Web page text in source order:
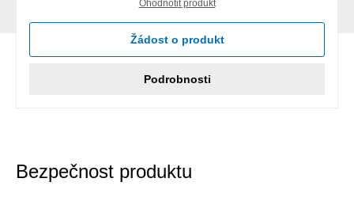
Ohodnotit produkt
Žádost o produkt
Podrobnosti
Bezpečnost produktu